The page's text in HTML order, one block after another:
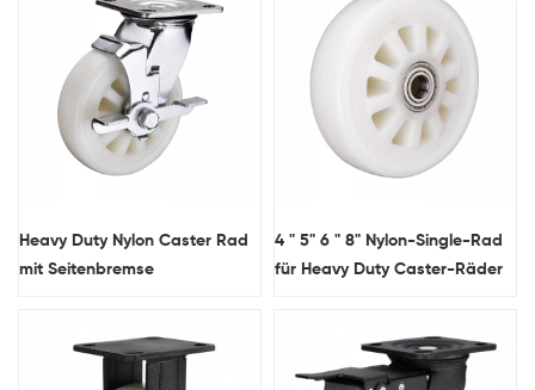
Heavy Duty Nylon Caster Rad
mit Seitenbremse
4 " 5" 6 " 8" Nylon-Single-Rad
für Heavy Duty Caster-Räder